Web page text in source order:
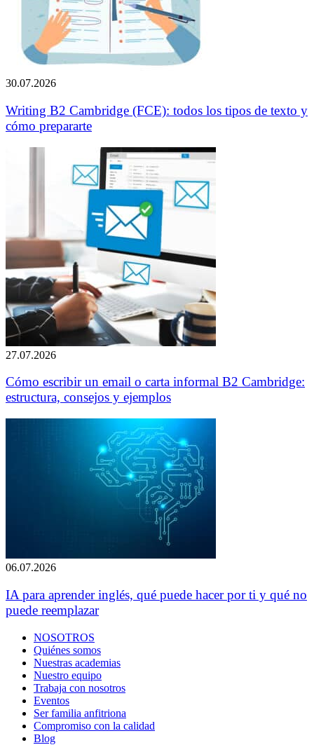
30.07.2026
Writing B2 Cambridge (FCE): todos los tipos de texto y
cómo prepararte
27.07.2026
Cómo escribir un email o carta informal B2 Cambridge:
estructura, consejos y ejemplos
06.07.2026
IA para aprender inglés, qué puede hacer por ti y qué no
puede reemplazar
NOSOTROS
Quiénes somos
Nuestras academias
Nuestro equipo
Trabaja con nosotros
Eventos
Ser familia anfitriona
Compromiso con la calidad
Blog